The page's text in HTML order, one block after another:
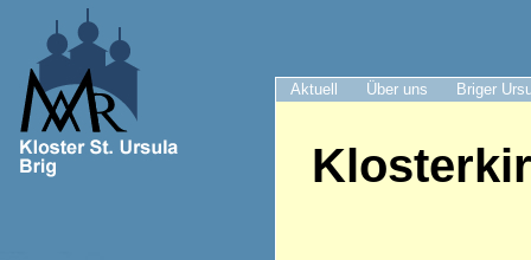
Aktuell Über uns Briger